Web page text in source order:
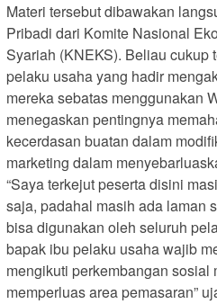
Materi tersebut dibawakan
Pribadi dari Komite Nasional
Syariah (KNEKS). Beliau cukup
pelaku usaha yang hadir
mereka sebatas menggunakan
menegaskan pentingnya
kecerdasan buatan dalam
marketing dalam
“Saya terkejut peserta disini
saja, padahal masih ada laman
bisa digunakan oleh seluruh
bapak ibu pelaku usaha wajib
mengikuti perkembangan sosial
memperluas area pemasaran”